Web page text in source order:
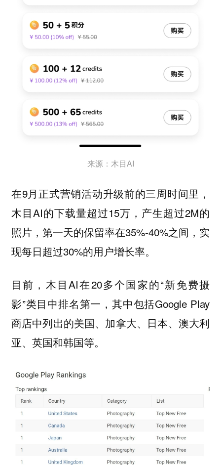
来源：木目AI
在9月正式营销活动升级前的三周时间里，
木目AI的下载量超过15万，产生超过2M的
照片，第一天的保留率在35%-40%之间，实
现每日超过30%的用户增长率。
目前，木目AI在20多个国家的“新免费摄
影”类目中排名第一，其中包括Google Play
商店中列出的美国、加拿大、日本、澳大利
亚、英国和韩国等。